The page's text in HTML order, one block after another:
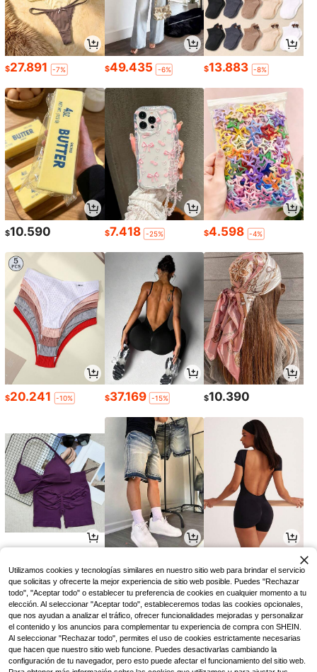
$27.891 -7% $49.435 -6% $13.883 -8%
$10.590 $7.418 -25% $4.598 -4%
$20.241 -10% $37.169 -15% $10.390
Utilizamos cookies y tecnologías similares en nuestro sitio web para brindar el servicio
que solicitas y ofrecerte la mejor experiencia de sitio web posible. Puedes "Rechazar
todo", "Aceptar todo" o establecer tu preferencia de cookies en cualquier momento a tu
elección. Al seleccionar "Aceptar todo", estableceremos todas las cookies opcionales,
que nos ayudan a analizar el tráfico, ofrecer funcionalidades mejoradas y personalizar
el contenido y los anuncios para complementar tu experiencia de compra con SHEIN.
Al seleccionar "Rechazar todo", permites el uso de cookies estrictamente necesarias
que hacen que nuestro sitio web funcione. Puedes desactivarlas cambiando la
configuración de tu navegador, pero esto puede afectar el funcionamiento del sitio web.